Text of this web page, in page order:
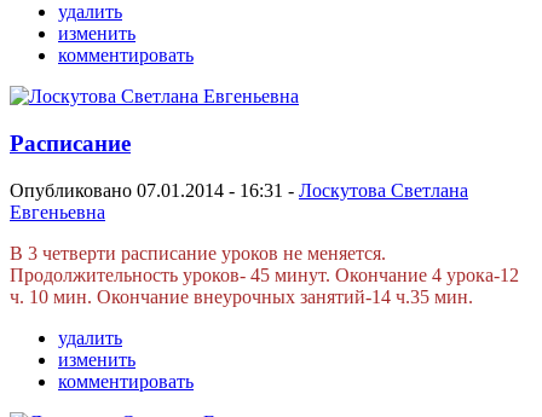
удалить
изменить
комментировать
Расписание
Опубликовано 07.01.2014 - 16:31 - Лоскутова Светлана
Евгеньевна
В 3 четверти расписание уроков не меняется.
Продолжительность уроков- 45 минут. Окончание 4 урока-12
ч. 10 мин. Окончание внеурочных занятий-14 ч.35 мин.
удалить
изменить
комментировать